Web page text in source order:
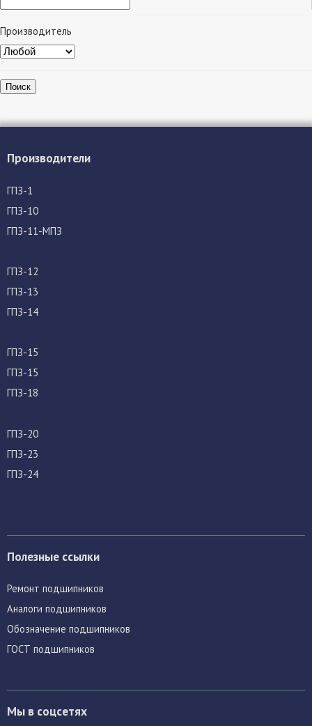
Производитель
Поиск
Производители
ГПЗ-1
ГПЗ-10
ГПЗ-11-МПЗ
ГПЗ-12
ГПЗ-13
ГПЗ-14
ГПЗ-15
ГПЗ-15
ГПЗ-18
ГПЗ-20
ГПЗ-23
ГПЗ-24
Полезные ссылки
Ремонт подшипников
Аналоги подшипников
Обозначение подшипников
ГОСТ подшипников
Мы в соцсетях